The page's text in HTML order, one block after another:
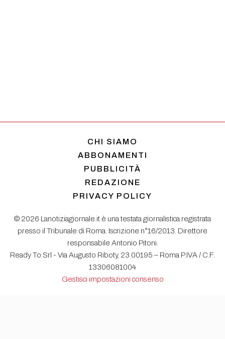
CHI SIAMO
ABBONAMENTI
PUBBLICITÀ
REDAZIONE
PRIVACY POLICY
© 2026 Lanotiziagiornale.it è una testata giornalistica registrata
presso il Tribunale di Roma. Iscrizione n°16/2013. Direttore
responsabile Antonio Pitoni.
Ready To Srl - Via Augusto Riboty, 23 00195 – Roma P.IVA / C.F.
13306081004
Gestisci impostazioni consenso